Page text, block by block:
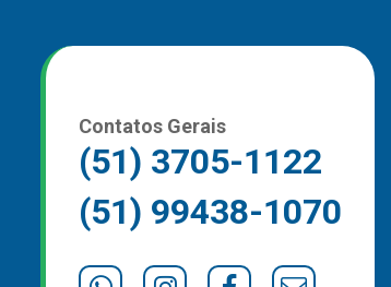
Contatos Gerais
(51) 3705-1122
(51) 99438-1070